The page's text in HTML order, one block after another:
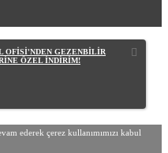
OFİSİ'NDEN GEZENBİLİR
ÖZEL İNDİRİM!
ederek çerez kullanımımızı kabul